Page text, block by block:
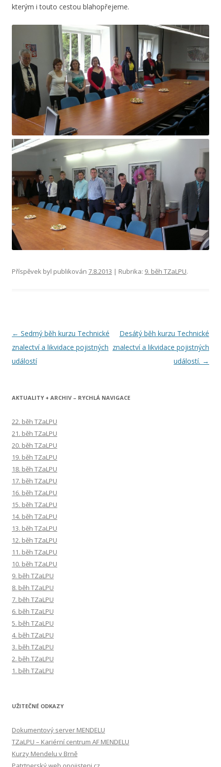
kterým i touto cestou blahopřejeme.
Příspěvek byl publikován 7.8.2013 | Rubrika: 9. běh TZaLPU.
Navigace
pro
příspěvky
← Sedmý běh kurzu Technické
znalectví a likvidace pojistných
událostí
Desátý běh kurzu Technické
znalectví a likvidace pojistných
událostí. →
AKTUALITY + ARCHIV – RYCHLÁ NAVIGACE
22. běh TZaLPU
21. běh TZaLPU
20. běh TZaLPU
19. běh TZaLPU
18. běh TZaLPU
17. běh TZaLPU
16. běh TZaLPU
15. běh TZaLPU
14. běh TZaLPU
13. běh TZaLPU
12. běh TZaLPU
11. běh TZaLPU
10. běh TZaLPU
9. běh TZaLPU
8. běh TZaLPU
7. běh TZaLPU
6. běh TZaLPU
5. běh TZaLPU
4. běh TZaLPU
3. běh TZaLPU
2. běh TZaLPU
1. běh TZaLPU
UŽITEČNÉ ODKAZY
Dokumentový server MENDELU
TZaLPU – Kariérní centrum AF MENDELU
Kurzy Mendelu v Brně